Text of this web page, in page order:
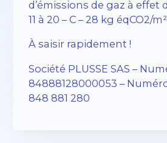
d’émissions de gaz à effet
11 à 20 – C – 28 kg éqCO2/
À saisir rapidement !
Société PLUSSE SAS –
84888128000053 –
848 881 280